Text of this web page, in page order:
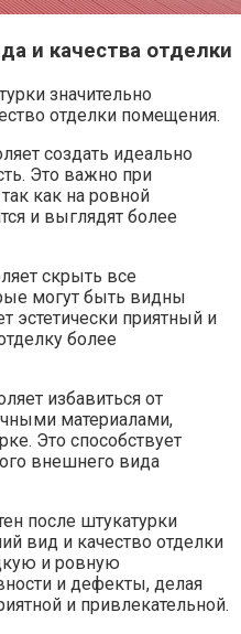
и качества отделки
значительно
отделки помещения.​
создать идеально
Это важно при
как на ровной
и выглядят более
скрыть все
могут быть видны
эстетически приятный и
более
избавиться от
материалами,
Это способствует
внешнего вида
после штукатурки
вид и качество отделки
и ровную
и дефекты, делая
и привлекательной.​